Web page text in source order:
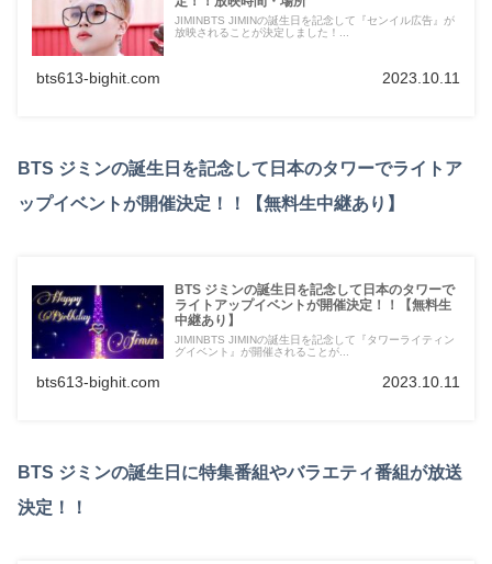
JIMINBTS JIMINの誕生日を記念して『センイル広告』が
放映されることが決定しました！...
bts613-bighit.com 2023.10.11
BTS ジミンの誕生日を記念して日本のタワーでライトア
ップイベントが開催決定！！【無料生中継あり】
BTS ジミンの誕生日を記念して日本のタワーで
ライトアップイベントが開催決定！！【無料生
中継あり】
JIMINBTS JIMINの誕生日を記念して『タワーライティン
グイベント』が開催されることが...
bts613-bighit.com 2023.10.11
BTS ジミンの誕生日に特集番組やバラエティ番組が放送
決定！！